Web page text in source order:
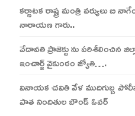
కర్ణాటక రాష్ట్ర మంత్రి వర్యులు బి
నారాయణ గారు..
వేదావతి ప్రాజెక్టు ను పరిశీలించిన
ఇంచార్జ్ వైకుంఠం జ్యోతి….
వినాయక చవితి వేళ ముదిగుబ్బ
పాత నిందితుల బౌండ్ ఓవర్